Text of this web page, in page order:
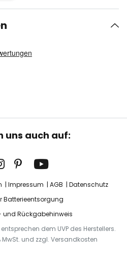
uns auch auf:
Impressum AGB
Datenschutz
Batterieentsorgung
und Rückgabehinweis
dem UVP des Herstellers.
MwSt. und zzgl. Versandkosten